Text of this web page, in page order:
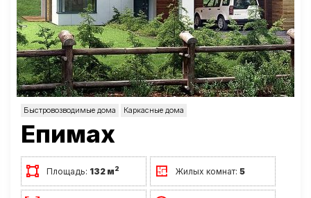
Быстровозводимые дома Каркасные дома
Епимах
Площадь: 132 м2 Жилых комнат:5